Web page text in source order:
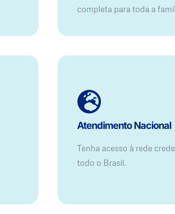
completa para toda a
Atendimento Nacional
Tenha acesso à rede
todo o Brasil.